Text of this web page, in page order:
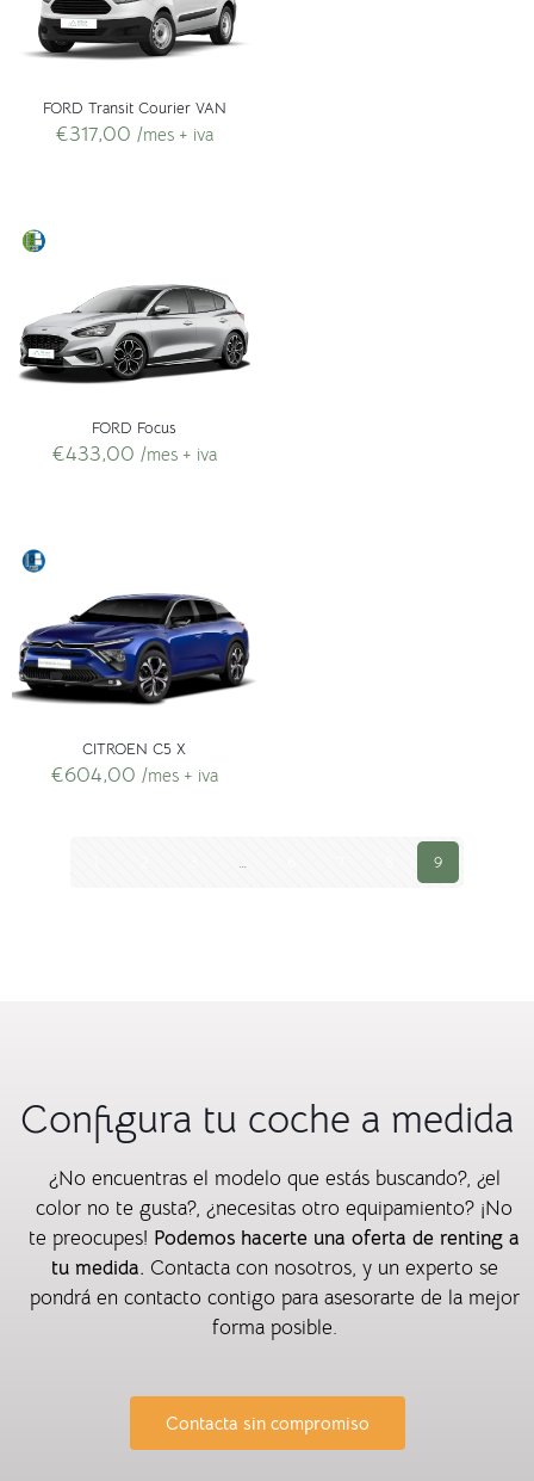
FORD Transit Courier VAN
€317,00 /mes + iva
FORD Focus
€433,00 /mes + iva
CITROEN C5 X
€604,00 /mes + iva
… 9
Configura tu coche a medida
¿No encuentras el modelo que estás buscando?, ¿el
color no te gusta?, ¿necesitas otro equipamiento? ¡No
te preocupes! Podemos hacerte una oferta de renting a
tu medida. Contacta con nosotros, y un experto se
pondrá en contacto contigo para asesorarte de la mejor
forma posible.
Contacta sin compromiso